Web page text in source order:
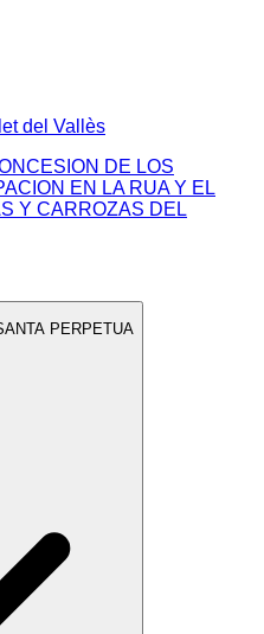
del Vallès
DE LOS
EN LA RUA Y EL
Y CARROZAS DEL
PERPETUA